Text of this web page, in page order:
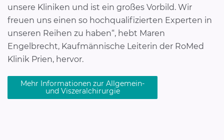
unsere Kliniken und ist ein großes Vorbild. Wir
freuen uns einen so hochqualifizierten Experten in
unseren Reihen zu haben“, hebt Maren
Engelbrecht, Kaufmännische Leiterin der RoMed
Klinik Prien, hervor.
Mehr Informationen zur Allgemein-
und Viszeralchirurgie